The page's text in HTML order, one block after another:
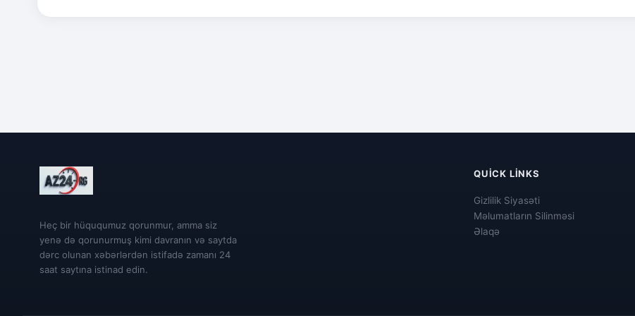
Heç bir hüququmuz qorunmur, amma siz
yenə də qorunurmuş kimi davranın və saytda
dərc olunan xəbərlərdən istifadə zamanı 24
saat saytına istinad edin.
QUICK LINKS
Gizlilik Siyasəti
Məlumatların Silinməsi
Əlaqə